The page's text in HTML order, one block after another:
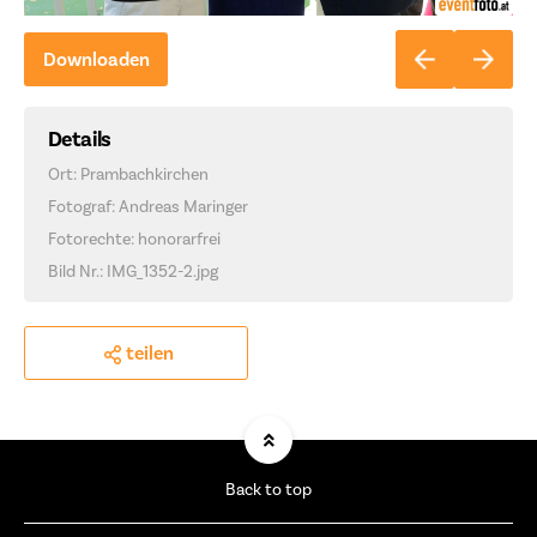
Downloaden
Details
Ort: Prambachkirchen
Fotograf: Andreas Maringer
Fotorechte: honorarfrei
Bild Nr.: IMG_1352-2.jpg
teilen
Back to top